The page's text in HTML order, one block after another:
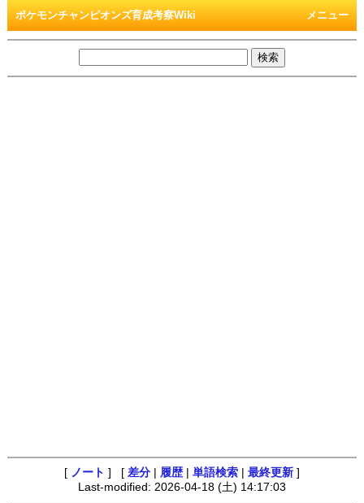
メニュー
ポケモンチャンピオンズ育成考察Wiki
[ ノート ] [ 差分 履歴 単語検索 最終更新 ]
Last-modified: 2026-04-18 (土) 14:17:03